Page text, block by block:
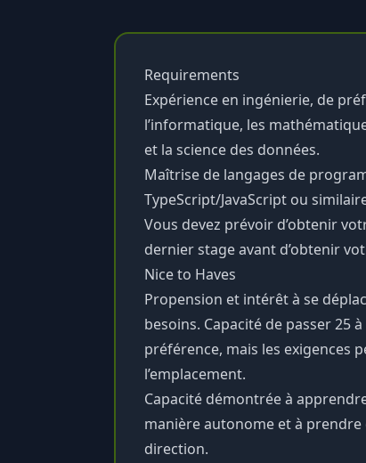
Requirements
Expérience en ingénierie, de
l’informatique, les
et la science des données.
Maîtrise de langages de
TypeScript/JavaScript ou
Vous devez prévoir d’obtenir
dernier stage avant d’obtenir
Nice to Haves
Propension et intérêt à se
besoins. Capacité de passer 25
préférence, mais les exigences
l’emplacement.
Capacité démontrée à
manière autonome et à
direction.